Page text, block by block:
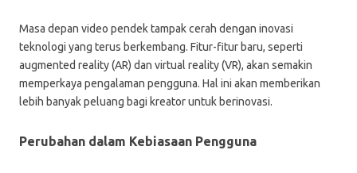
Masa depan video pendek tampak cerah dengan inovasi
teknologi yang terus berkembang. Fitur-fitur baru, seperti
augmented reality (AR) dan virtual reality (VR), akan semakin
memperkaya pengalaman pengguna. Hal ini akan memberikan
lebih banyak peluang bagi kreator untuk berinovasi.
Perubahan dalam Kebiasaan Pengguna